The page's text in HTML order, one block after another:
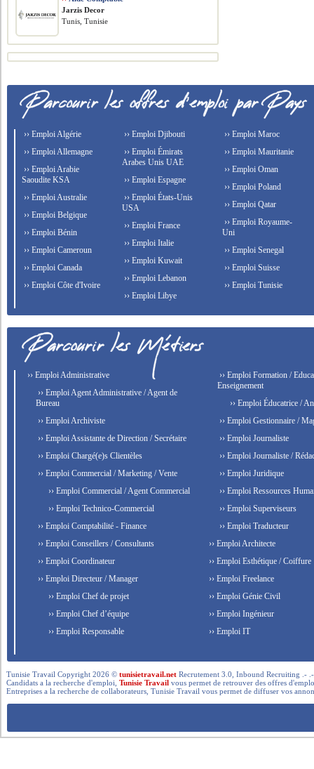
Jarzis Decor
Tunis, Tunisie
›› Emploi Algérie
›› Emploi Allemagne
›› Emploi Arabie
Saoudite KSA
›› Emploi Australie
›› Emploi Belgique
›› Emploi Bénin
›› Emploi Cameroun
›› Emploi Canada
›› Emploi Côte d'Ivoire
›› Emploi Djibouti
›› Emploi Émirats
Arabes Unis UAE
›› Emploi Espagne
›› Emploi États-Unis
USA
›› Emploi France
›› Emploi Italie
›› Emploi Kuwait
›› Emploi Lebanon
›› Emploi Libye
›› Emploi Maroc
›› Emploi Mauritanie
›› Emploi Oman
›› Emploi Poland
›› Emploi Qatar
›› Emploi Royaume-
Uni
›› Emploi Senegal
›› Emploi Suisse
›› Emploi Tunisie
›› Emploi Administrative
›› Emploi Agent Administrative / Agent de
Bureau
›› Emploi Archiviste
›› Emploi Assistante de Direction / Secrétaire
›› Emploi Chargé(e)s Clientèles
›› Emploi Commercial / Marketing / Vente
›› Emploi Commercial / Agent Commercial
›› Emploi Technico-Commercial
›› Emploi Comptabilité - Finance
›› Emploi Conseillers / Consultants
›› Emploi Coordinateur
›› Emploi Directeur / Manager
›› Emploi Chef de projet
›› Emploi Chef d’équipe
›› Emploi Responsable
›› Emploi Formation /
Enseignement
›› Emploi Éducatrice /
›› Emploi Gestionnaire /
›› Emploi Journaliste
›› Emploi Journaliste /
›› Emploi Juridique
›› Emploi Ressources
›› Emploi Superviseurs
›› Emploi Traducteur
›› Emploi Architecte
›› Emploi Esthétique / Coiffure
›› Emploi Freelance
›› Emploi Génie Civil
›› Emploi Ingénieur
›› Emploi IT
Tunisie Travail Copyright 2026 ©tunisietravail.net Recrutement 3.0, Inbound Recruiting .-
Candidats a la recherche d'emploi,Tunisie Travail vous permet de retrouver des offres
Entreprises a la recherche de collaborateurs, Tunisie Travail vous permet de diffuser vos